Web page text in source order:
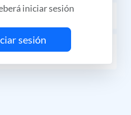
iniciar sesión
sesión
SOBRE